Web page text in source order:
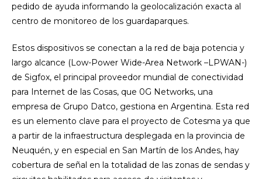
pedido de ayuda informando la geolocalización exacta al
centro de monitoreo de los guardaparques.
Estos dispositivos se conectan a la red de baja potencia y
largo alcance (Low-Power Wide-Area Network –LPWAN-)
de Sigfox, el principal proveedor mundial de conectividad
para Internet de las Cosas, que 0G Networks, una
empresa de Grupo Datco, gestiona en Argentina. Esta red
es un elemento clave para el proyecto de Cotesma ya que
a partir de la infraestructura desplegada en la provincia de
Neuquén, y en especial en San Martín de los Andes, hay
cobertura de señal en la totalidad de las zonas de sendas y